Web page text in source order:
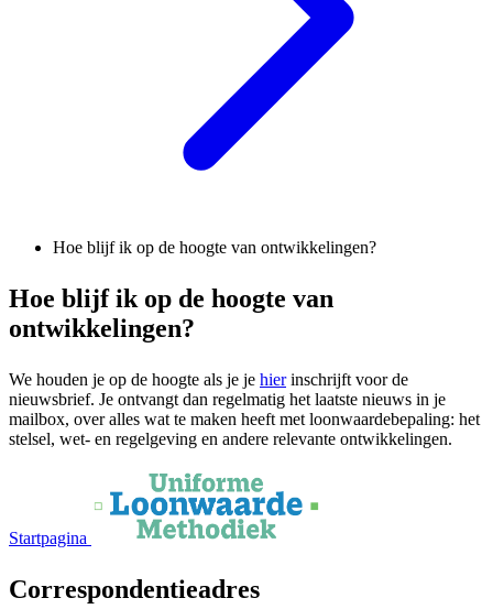
Hoe blijf ik op de hoogte van ontwikkelingen?
Hoe blijf ik op de hoogte van
ontwikkelingen?
We houden je op de hoogte als je je hierinschrijft voor de
nieuwsbrief. Je ontvangt dan regelmatig het laatste nieuws in je
mailbox, over alles wat te maken heeft met loonwaardebepaling: het
stelsel, wet- en regelgeving en andere relevante ontwikkelingen.
Startpagina
Correspondentieadres